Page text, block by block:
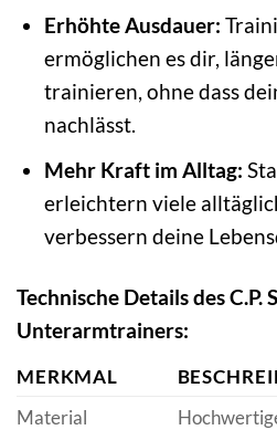
Erhöhte Ausdauer:
ermöglichen es dir,
trainieren, ohne dass
nachlässt.
Mehr Kraft im Alltag:
erleichtern viele
verbessern deine
Technische Details des C.P.
Unterarmtrainers:
MERKMAL
Material